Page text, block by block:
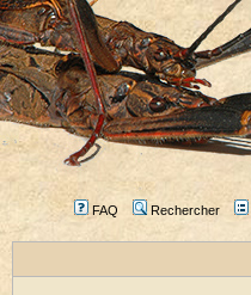
FAQ Rechercher